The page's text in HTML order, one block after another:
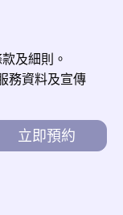
及細則。
務資料及宣傳